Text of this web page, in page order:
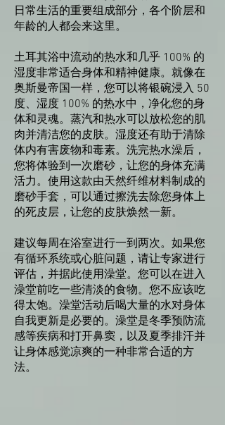
日常生活的重要组成部分，各个阶层和
年龄的人都会来这里。
土耳其浴中流动的热水和几乎 100% 的
湿度非常适合身体和精神健康。就像在
奥斯曼帝国一样，您可以将银碗浸入 50
度、湿度 100% 的热水中，净化您的身
体和灵魂。蒸汽和热水可以放松您的肌
肉并清洁您的皮肤。湿度还有助于清除
体内有害废物和毒素。洗完热水澡后，
您将体验到一次磨砂，让您的身体充满
活力。使用这款由天然纤维材料制成的
磨砂手套，可以通过擦洗去除您身体上
的死皮层，让您的皮肤焕然一新。
建议每周在浴室进行一到两次。如果您
有循环系统或心脏问题，请让专家进行
评估，并据此使用澡堂。您可以在进入
澡堂前吃一些清淡的食物。您不应该吃
得太饱。澡堂活动后喝大量的水对身体
自我更新是必要的。澡堂是冬季预防流
感等疾病和打开鼻窦，以及夏季排汗并
让身体感觉凉爽的一种非常合适的方
法。